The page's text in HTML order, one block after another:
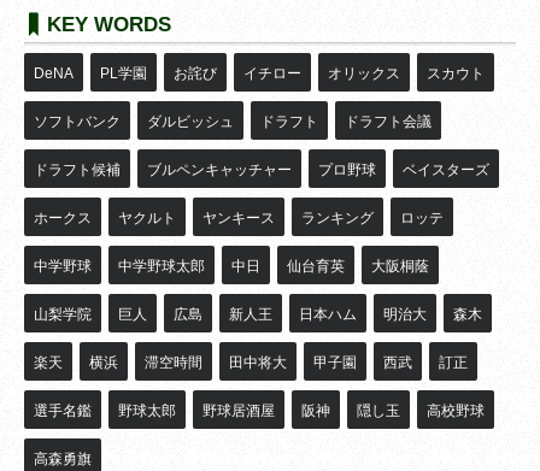
KEY WORDS
DeNA PL学園 お詫び イチロー オリックス スカウト
ソフトバンク ダルビッシュ ドラフト ドラフト会議
ドラフト候補 ブルペンキャッチャー プロ野球 ベイスターズ
ホークス ヤクルト ヤンキース ランキング ロッテ
中学野球 中学野球太郎 中日 仙台育英 大阪桐蔭
山梨学院 巨人 広島 新人王 日本ハム 明治大 森木
楽天 横浜 滞空時間 田中将大 甲子園 西武 訂正
選手名鑑 野球太郎 野球居酒屋 阪神 隠し玉 高校野球
高森勇旗